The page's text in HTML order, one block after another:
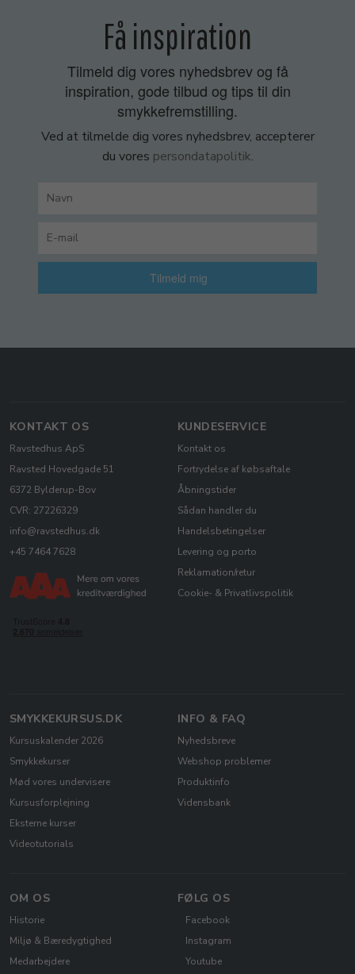
Få inspiration
Tilmeld dig vores nyhedsbrev og få
inspiration, gode tilbud og tips til din
smykkefremstilling.
Ved at tilmelde dig vores nyhedsbrev, accepterer
du vores persondatapolitik.
Tilmeld mig
KONTAKT OS
Ravstedhus ApS
Ravsted Hovedgade 51
6372 Bylderup-Bov
CVR: 27226329
info@ravstedhus.dk
+45 7464 7628
KUNDESERVICE
Kontakt os
Fortrydelse af købsaftale
Åbningstider
Sådan handler du
Handelsbetingelser
Levering og porto
Reklamation/retur
Cookie- & Privatlivspolitik
SMYKKEKURSUS.DK
Kursuskalender 2026
Smykkekurser
Mød vores undervisere
Kursusforplejning
Eksterne kurser
Videotutorials
INFO & FAQ
Nyhedsbreve
Webshop problemer
Produktinfo
Vidensbank
OM OS
Historie
Miljø & Bæredygtighed
Medarbejdere
FØLG OS
Facebook
Instagram
Youtube